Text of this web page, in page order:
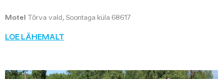
Motel Tõrva vald, Soontaga küla 68617
LOE LÄHEMALT